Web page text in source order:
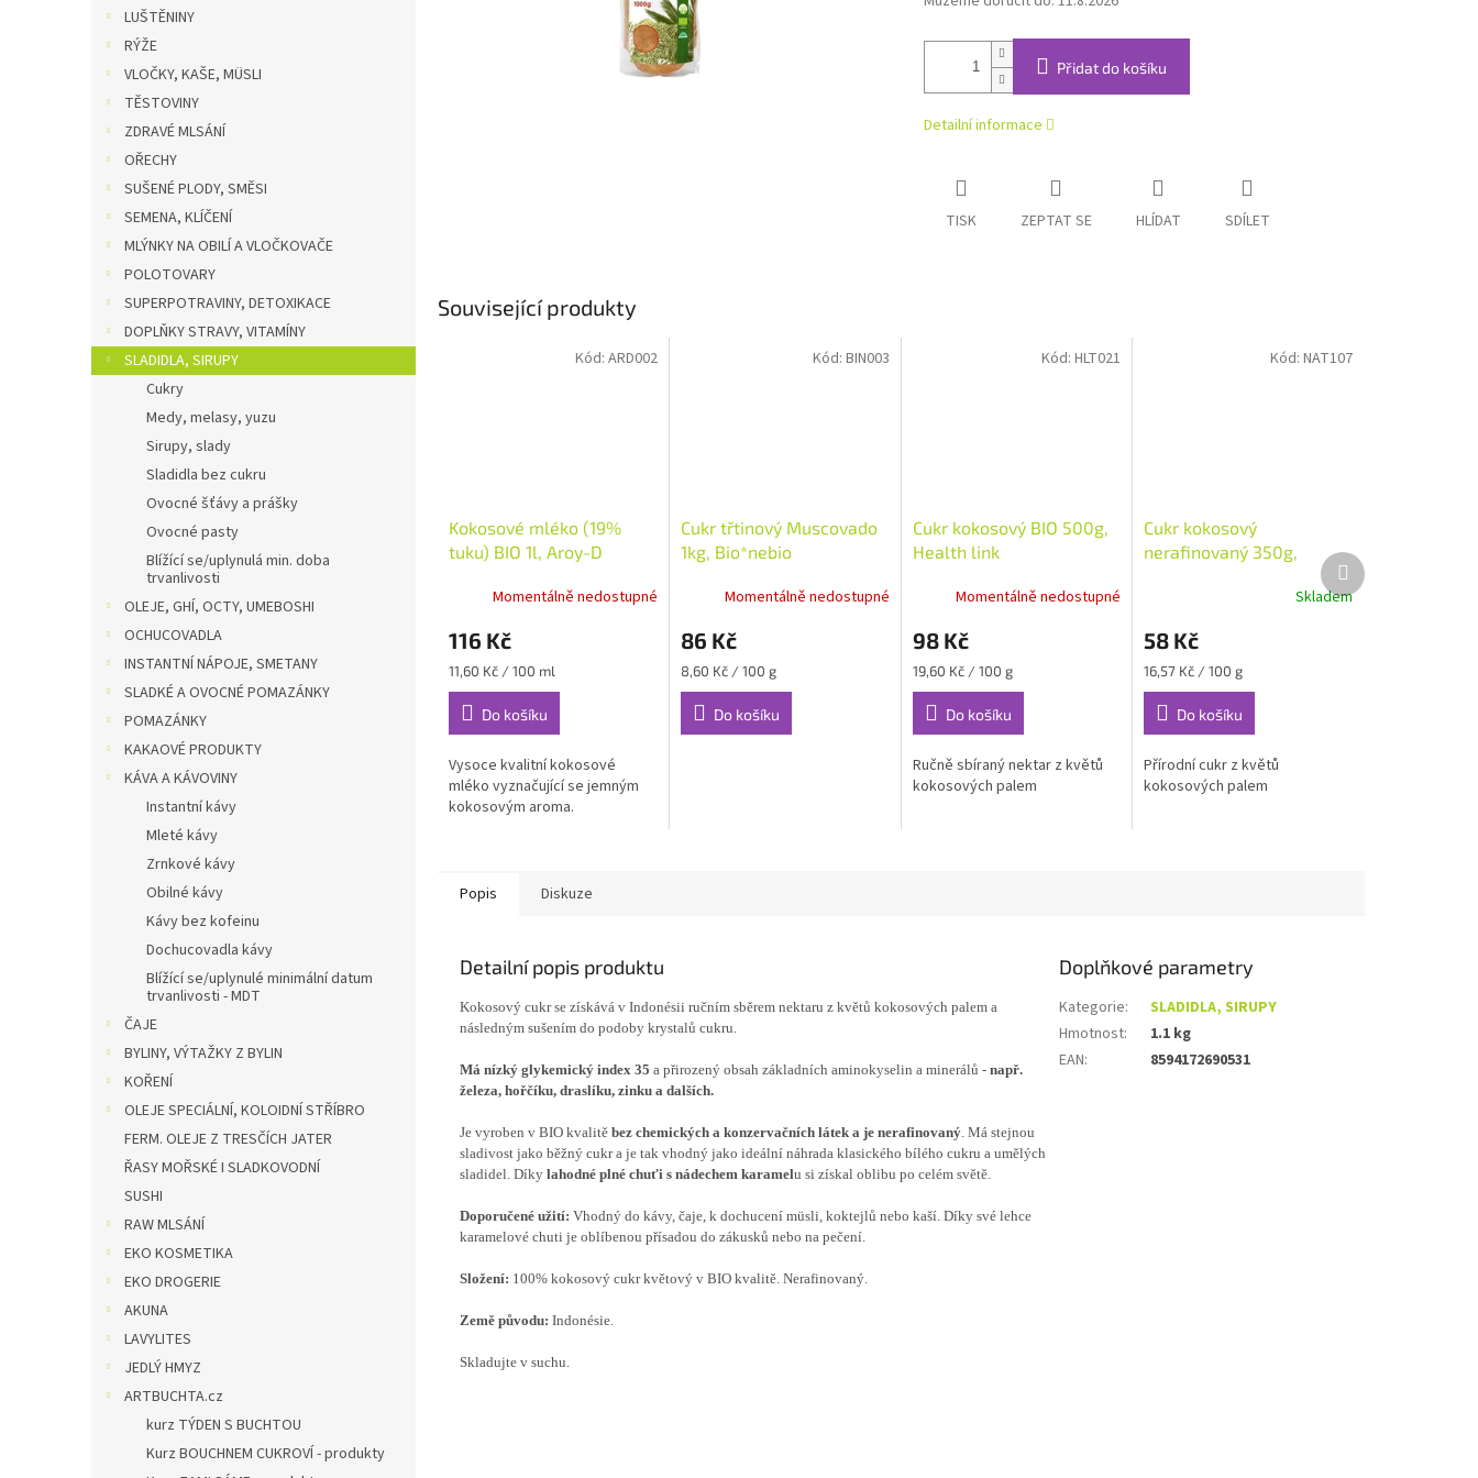
LUŠTĚNINY
RÝŽE
VLOČKY, KAŠE, MÜSLI
TĚSTOVINY
ZDRAVÉ MLSÁNÍ
OŘECHY
SUŠENÉ PLODY, SMĚSI
SEMENA, KLÍČENÍ
MLÝNKY NA OBILÍ A VLOČKOVAČE
POLOTOVARY
SUPERPOTRAVINY, DETOXIKACE
DOPLŇKY STRAVY, VITAMÍNY
SLADIDLA, SIRUPY
Cukry
Medy, melasy, yuzu
Sirupy, slady
Sladidla bez cukru
Ovocné šťávy a prášky
Ovocné pasty
Blížící se/uplynulá min. doba
trvanlivosti
OLEJE, GHÍ, OCTY, UMEBOSHI
OCHUCOVADLA
INSTANTNÍ NÁPOJE, SMETANY
SLADKÉ A OVOCNÉ POMAZÁNKY
POMAZÁNKY
KAKAOVÉ PRODUKTY
KÁVA A KÁVOVINY
Instantní kávy
Mleté kávy
Zrnkové kávy
Obilné kávy
Kávy bez kofeinu
Dochucovadla kávy
Blížící se/uplynulé minimální datum
trvanlivosti - MDT
ČAJE
BYLINY, VÝTAŽKY Z BYLIN
KOŘENÍ
OLEJE SPECIÁLNÍ, KOLOIDNÍ STŘÍBRO
FERM. OLEJE Z TRESČÍCH JATER
ŘASY MOŘSKÉ I SLADKOVODNÍ
SUSHI
RAW MLSÁNÍ
EKO KOSMETIKA
EKO DROGERIE
AKUNA
LAVYLITES
JEDLÝ HMYZ
ARTBUCHTA.cz
kurz TÝDEN S BUCHTOU
Kurz BOUCHNEM CUKROVÍ - produkty
Přidat do košíku
Detailní informace
TISK ZEPTAT SE HLÍDAT SDÍLET
Související produkty
Kokosové mléko (19%
tuku) BIO 1l, Aroy-D
Momentálně nedostupné
116 Kč
Měrná
cena:
11,60 Kč / 100 ml
Do košíku
Vysoce kvalitní kokosové
mléko vyznačující se jemným
kokosovým aroma.
Kód: ARD002
Cukr třtinový Muscovado
1kg, Bio*nebio
Momentálně nedostupné
86 Kč
Měrná
cena:
8,60 Kč / 100 g
Do košíku
Kód: BIN003
Cukr kokosový BIO 500g,
Health link
Momentálně nedostupné
98 Kč
Měrná
cena:
19,60 Kč / 100 g
Do košíku
Ručně sbíraný nektar z květů
kokosových palem
Kód:HLT021
Cukr kokosový
nerafinovaný 350g,
Skladem
58 Kč
Měrná
cena:
16,57 Kč / 100 g
Do košíku
Přírodní cukr z květů
kokosových palem
Kód: NAT107
Další
produkt
Popis Diskuze
Detailní popis produktu
Kokosový cukr se získává v Indonésii ručním sběrem nektaru z květů kokosových palem a
následným sušením do podoby krystalů cukru.
Má nízký glykemický index 35 a přirozený obsah základních aminokyselin a minerálů - např.
železa, hořčíku, draslíku, zinku a dalších.
Je vyroben v BIO kvalitě bez chemických a konzervačních látek a je nerafinovaný. Má stejnou
sladivost jako běžný cukr a je tak vhodný jako ideální náhrada klasického bílého cukru a umělých
sladidel. Díky lahodné plné chuťi s nádechem karamelu si získal oblibu po celém světě.
Doporučené užití: Vhodný do kávy, čaje, k dochucení müsli, koktejlů nebo kaší. Díky své lehce
karamelové chuti je oblíbenou přísadou do zákusků nebo na pečení.
Složení: 100% kokosový cukr květový v BIO kvalitě. Nerafinovaný.
Země původu: Indonésie.
Skladujte v suchu.
Doplňkové parametry
Kategorie:
SLADIDLA, SIRUPY
Hmotnost:
1.1 kg
EAN: 8594172690531